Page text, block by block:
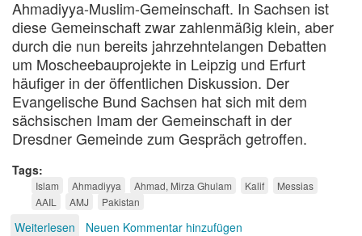
Ahmadiyya-Muslim-Gemeinschaft. In Sachsen ist
diese Gemeinschaft zwar zahlenmäßig klein, aber
durch die nun bereits jahrzehntelangen Debatten
um Moscheebauprojekte in Leipzig und Erfurt
häufiger in der öffentlichen Diskussion. Der
Evangelische Bund Sachsen hat sich mit dem
sächsischen Imam der Gemeinschaft in der
Dresdner Gemeinde zum Gespräch getroffen.
Tags
Islam Ahmadiyya Ahmad, Mirza Ghulam Kalif
Messias
AAIL
AMJ Pakistan
Weiterlesen über
Neuen Kommentar hinzufügen